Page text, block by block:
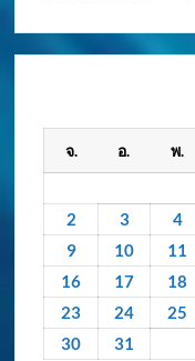
กิจกรรม
ย้อนจ. อ. พ.
2
3 4
9
10 11
16
17 18
23
24 25
30
31